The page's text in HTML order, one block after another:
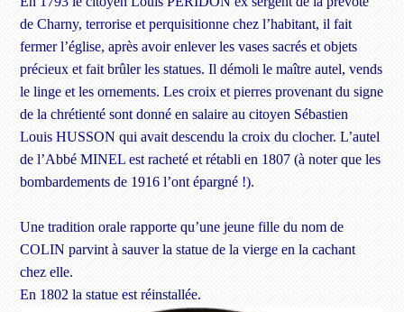
de Charny, terrorise et perquisitionne chez l’habitant, il fait
fermer l’église, après avoir enlever les vases sacrés et objets
précieux et fait brûler les statues. Il démoli le maître autel, vends
le linge et les ornements. Les croix et pierres provenant du signe
de la chrétienté sont donné en salaire au citoyen Sébastien
Louis HUSSON qui avait descendu la croix du clocher. L’autel
de l’Abbé MINEL est racheté et rétabli en 1807 (à noter que les
bombardements de 1916 l’ont épargné !).
Une tradition orale rapporte qu’une jeune fille du nom de
COLIN parvint à sauver la statue de la vierge en la cachant
chez elle.
En 1802 la statue est réinstallée.